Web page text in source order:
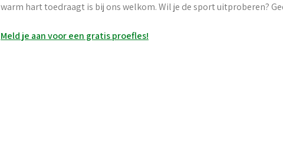
warm hart toedraagt is bij ons welkom. Wil je de sport uitproberen?
Berichtnavigatie
Meld je aan voor een gratis proefles!